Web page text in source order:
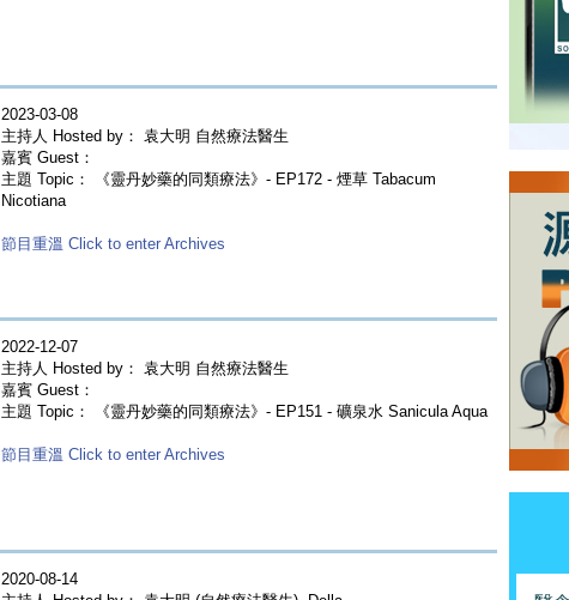
2023-03-08
主持人 Hosted by： 袁大明 自然療法醫生
嘉賓 Guest：
主題 Topic： 《靈丹妙藥的同類療法》- EP172 - 煙草 Tabacum
Nicotiana
節目重溫 Click to enter Archives
2022-12-07
主持人 Hosted by： 袁大明 自然療法醫生
嘉賓 Guest：
主題 Topic： 《靈丹妙藥的同類療法》- EP151 - 礦泉水 Sanicula Aqua
節目重溫 Click to enter Archives
2020-08-14